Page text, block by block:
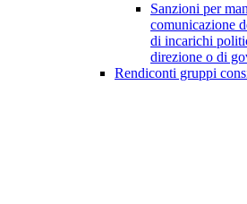
Sanzioni per
comunicazione
di incarichi
direzione o di
Rendiconti gruppi